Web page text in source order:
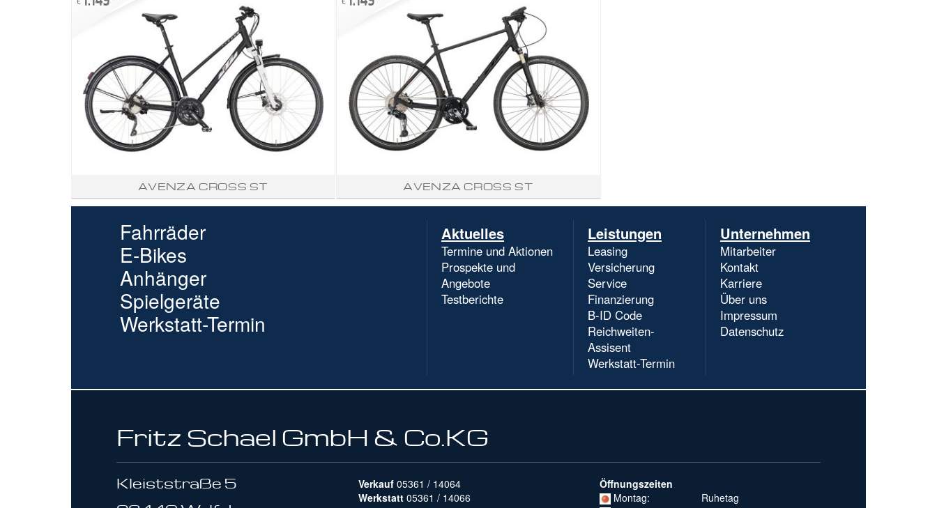
AVENZA CROSS ST AVENZA CROSS ST
Navigation
überspringen
Fahrräder
E-Bikes
Anhänger
Spielgeräte
Werkstatt-Termin
Navigation
überspringen
Aktuelles
Termine und Aktionen
Prospekte und
Angebote
Testberichte
Leistungen
Leasing
Versicherung
Service
Finanzierung
B-ID Code
Reichweiten-
Assisent
Werkstatt-Termin
Unternehmen
Mitarbeiter
Kontakt
Karriere
Über uns
Impressum
Datenschutz
Fritz Schael GmbH & Co.KG
Kleiststraße 5
Verkauf 05361 / 14064
Werkstatt 05361 / 14066
Öffnungszeiten
Montag:
Ruhetag